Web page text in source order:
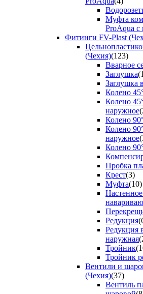
Муфта
ProAqua с
Фитинги FV-Plast
(Чехия)(123)
Вварное
Заглушка
Заглушка
Колено
Колено
наружное
Колено
Колено
наружное
Колено
Пробка
Крест(3)
Муфта(10)
Редукция
Редукция
наружная
Тройник
Тройник
Вентили и
(Чехия)(37)
Вентиль